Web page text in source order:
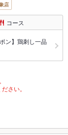
店
コース
ン】鶏刺し一品
さい。